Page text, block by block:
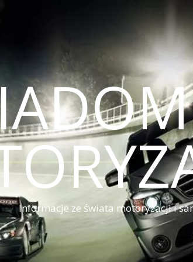
Informacje ze świata motoryzacji i